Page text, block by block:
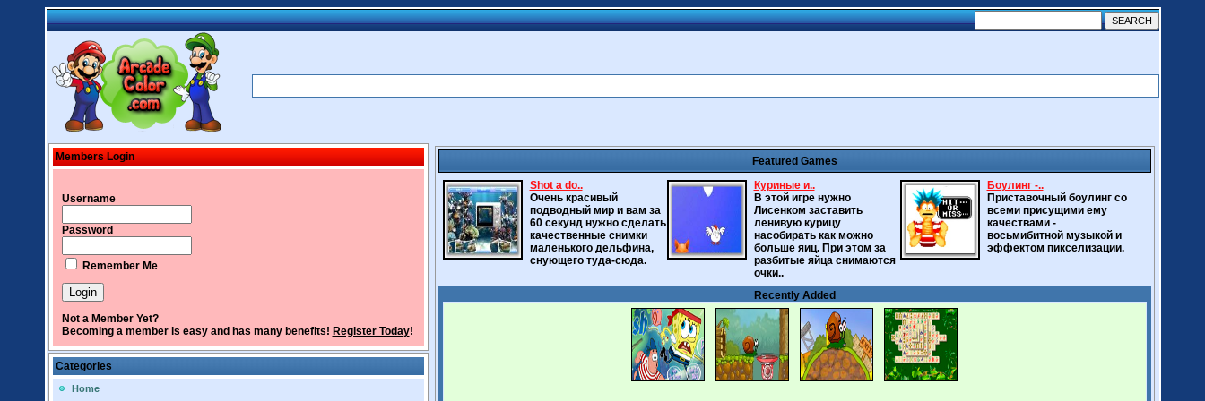
Members Login
Username
Password
Remember Me
Not a Member Yet?
Becoming a member is easy and has many benefits! Register Today!
Categories
Home
Featured Games
Shot a do..
Очень красивый
подводный мир и вам за
60 секунд нужно сделать
качественные снимки
маленького дельфина,
снующего туда-сюда.
Куриные и..
В этой игре нужно
Лисенком заставить
ленивую курицу
насобирать как можно
больше яиц. При этом за
разбитые яйца снимаются
очки..
Боулинг -..
Приставочный боулинг со
всеми присущими ему
качествами -
восьмибитной музыкой и
эффектом пикселизации.
Recently Added